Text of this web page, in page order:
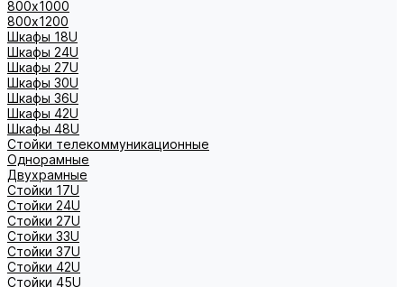
800х1000
800х1200
Шкафы 18U
Шкафы 24U
Шкафы 27U
Шкафы 30U
Шкафы 36U
Шкафы 42U
Шкафы 48U
Стойки телекоммуникационные
Однорамные
Двухрамные
Стойки 17U
Стойки 24U
Стойки 27U
Стойки 33U
Стойки 37U
Стойки 42U
Стойки 45U